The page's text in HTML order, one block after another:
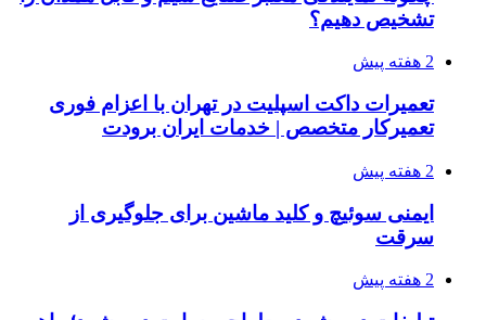
تشخیص دهیم؟
2 هفته پیش
تعمیرات داکت اسپلیت در تهران با اعزام فوری
تعمیرکار متخصص | خدمات ایران برودت
2 هفته پیش
ایمنی سوئیچ و کلید ماشین برای جلوگیری از
سرقت
2 هفته پیش